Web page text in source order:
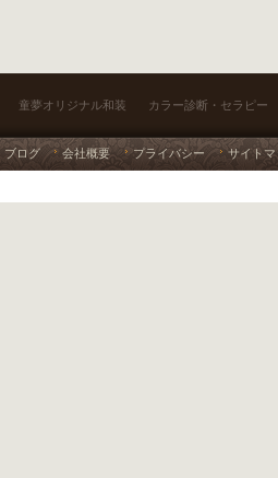
童夢オリジナル和装 カラー診断・セラピー
ブログ 会社概要 プライバシー サイトマ